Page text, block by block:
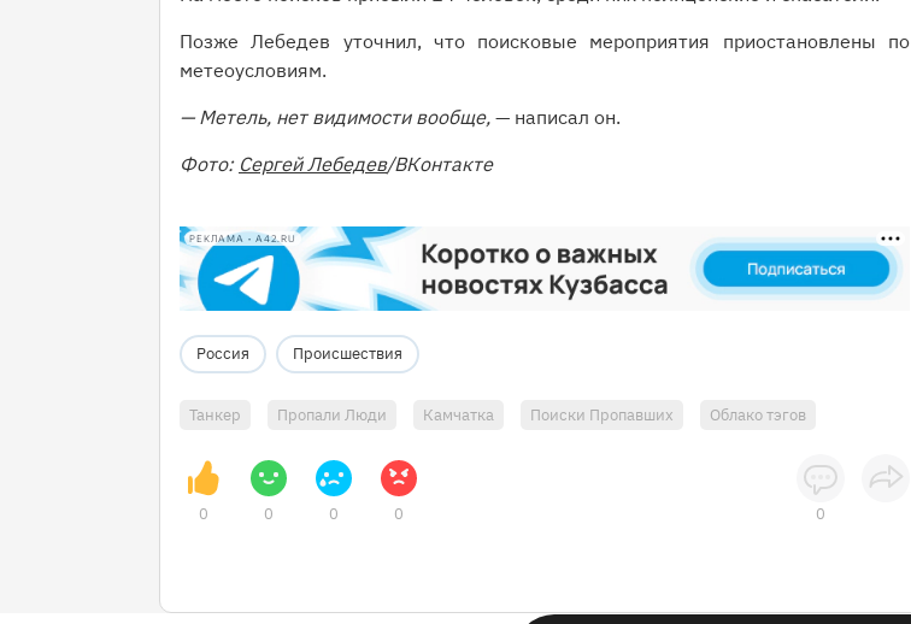
Позже Лебедев уточнил, что поисковые мероприятия приостановлены по
метеоусловиям.
— Метель, нет видимости вообще, — написал он.
Фото: Сергей Лебедев/ВКонтакте
РЕКЛАМА • A42.RU
Россия Происшествия
Танкер Пропали Люди Камчатка Поиски Пропавших Облако тэгов
0 0 0 0 0